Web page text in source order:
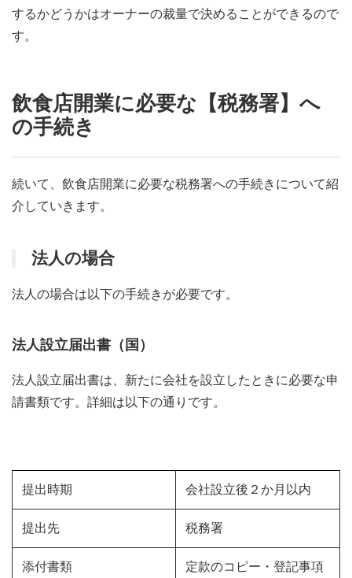
するかどうかはオーナーの裁量で決めることができるので
す。
飲食店開業に必要な【税務署】へ
の手続き
続いて、飲食店開業に必要な税務署への手続きについて紹
介していきます。
法人の場合
法人の場合は以下の手続きが必要です。
法人設立届出書（国）
法人設立届出書は、新たに会社を設立したときに必要な申
請書類です。詳細は以下の通りです。
提出時期 会社設立後２か月以内
提出先 税務署
添付書類
定款のコピー・登記事項